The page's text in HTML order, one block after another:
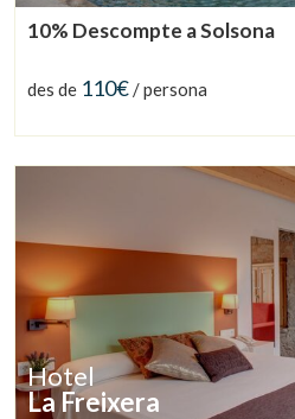
10% Descompte a Solsona
des de 110€/ persona
Hotel
La Freixera